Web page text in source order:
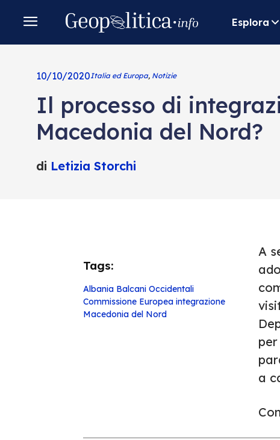
Esplora
10/10/2020Italia ed Europa, Notizie
Il processo di
Macedonia del Nord?
di Letizia Storchi
Tags:
Albania Balcani Occidentali
Commissione Europea integrazione
Macedonia del Nord
A
a